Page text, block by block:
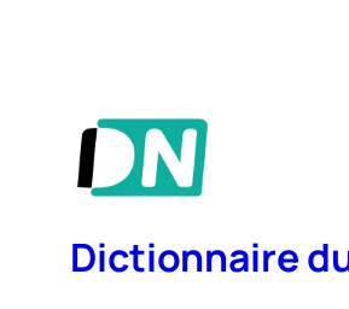
Dictionnaire